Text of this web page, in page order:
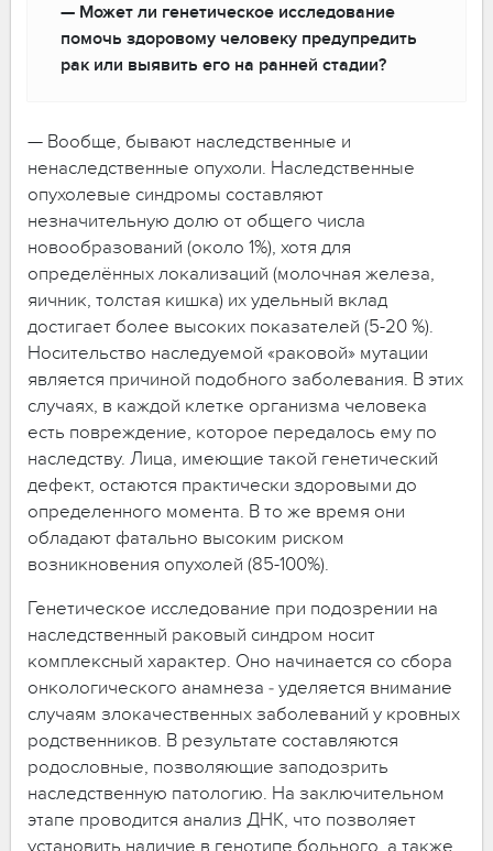
— Может ли генетическое исследование
помочь здоровому человеку предупредить
рак или выявить его на ранней стадии?
— Вообще, бывают наследственные и
ненаследственные опухоли. Наследственные
опухолевые синдромы составляют
незначительную долю от общего числа
новообразований (около 1%), хотя для
определённых локализаций (молочная железа,
яичник, толстая кишка) их удельный вклад
достигает более высоких показателей (5-20 %).
Носительство наследуемой «раковой» мутации
является причиной подобного заболевания. В этих
случаях, в каждой клетке организма человека
есть повреждение, которое передалось ему по
наследству. Лица, имеющие такой генетический
дефект, остаются практически здоровыми до
определенного момента. В то же время они
обладают фатально высоким риском
возникновения опухолей (85-100%).
Генетическое исследование при подозрении на
наследственный раковый синдром носит
комплексный характер. Оно начинается со сбора
онкологического анамнеза ‒ уделяется внимание
случаям злокачественных заболеваний у кровных
родственников. В результате составляются
родословные, позволяющие заподозрить
наследственную патологию. На заключительном
этапе проводится анализ ДНК, что позволяет
установить наличие в генотипе больного, а также